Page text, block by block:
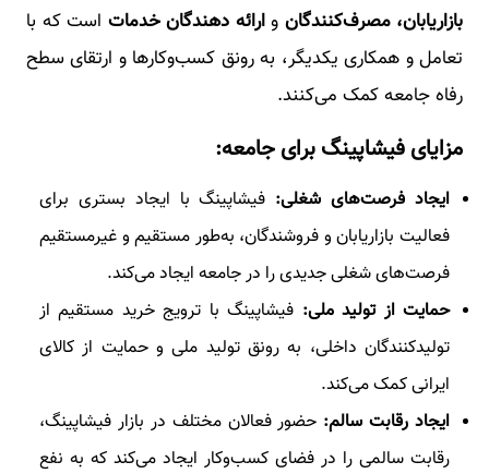
بازاریابان، مصرف‌کنندگان وارائه دهندگان خدمات است که با
تعامل و همکاری یکدیگر، به رونق کسب‌وکارها و ارتقای سطح
رفاه جامعه کمک می‌کنند.
مزایای فیشاپینگ برای جامعه:
ایجاد فرصت‌های شغلی: فیشاپینگ با ایجاد بستری برای
فعالیت بازاریابان و فروشندگان، به‌طور مستقیم و غیرمستقیم
فرصت‌های شغلی جدیدی را در جامعه ایجاد می‌کند.
حمایت از تولید ملی: فیشاپینگ با ترویج خرید مستقیم از
تولیدکنندگان داخلی، به رونق تولید ملی و حمایت از کالای
ایرانی کمک می‌کند.
ایجاد رقابت سالم: حضور فعالان مختلف در بازار فیشاپینگ،
رقابت سالمی را در فضای کسب‌وکار ایجاد می‌کند که به نفع